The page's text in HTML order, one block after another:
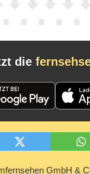
die
GmbH &